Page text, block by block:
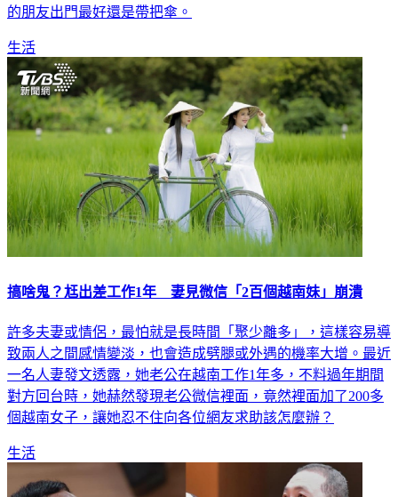
的朋友出門最好還是帶把傘。
生活
搞啥鬼？尪出差工作1年 妻見微信「2百個越南妹」崩潰
許多夫妻或情侶，最怕就是長時間「聚少離多」，這樣容易導
致兩人之間感情變淡，也會造成劈腿或外遇的機率大增。最近
一名人妻發文透露，她老公在越南工作1年多，不料過年期間
對方回台時，她赫然發現老公微信裡面，竟然裡面加了200多
個越南女子，讓她忍不住向各位網友求助該怎麼辦？
生活